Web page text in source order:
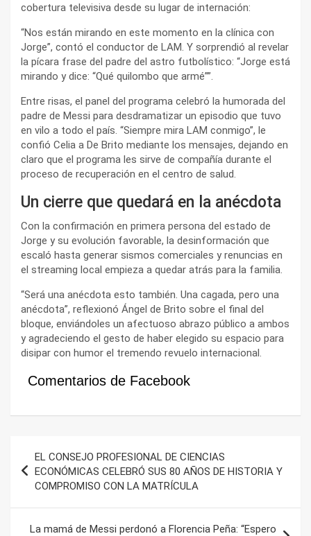
cobertura televisiva desde su lugar de internación:
“Nos están mirando en este momento en la clínica con
Jorge”, contó el conductor de LAM. Y sorprendió al revelar
la pícara frase del padre del astro futbolístico: “Jorge está
mirando y dice: “Qué quilombo que armé””.
Entre risas, el panel del programa celebró la humorada del
padre de Messi para desdramatizar un episodio que tuvo
en vilo a todo el país. “Siempre mira LAM conmigo”, le
confió Celia a De Brito mediante los mensajes, dejando en
claro que el programa les sirve de compañía durante el
proceso de recuperación en el centro de salud.
Un cierre que quedará en la anécdota
Con la confirmación en primera persona del estado de
Jorge y su evolución favorable, la desinformación que
escaló hasta generar sismos comerciales y renuncias en
el streaming local empieza a quedar atrás para la familia.
“Será una anécdota esto también. Una cagada, pero una
anécdota”, reflexionó Ángel de Brito sobre el final del
bloque, enviándoles un afectuoso abrazo público a ambos
y agradeciendo el gesto de haber elegido su espacio para
disipar con humor el tremendo revuelo internacional.
Comentarios de Facebook
de
entradas
EL CONSEJO PROFESIONAL DE CIENCIAS
ECONÓMICAS CELEBRÓ SUS 80 AÑOS DE HISTORIA Y
COMPROMISO CON LA MATRÍCULA
La mamá de Messi perdonó a Florencia Peña: “Espero